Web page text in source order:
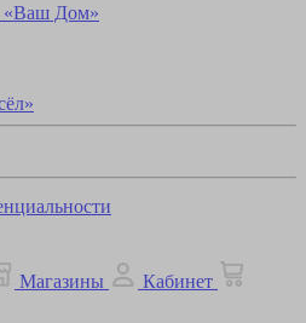
«Ваш Дом»
Магазины
Кабинет